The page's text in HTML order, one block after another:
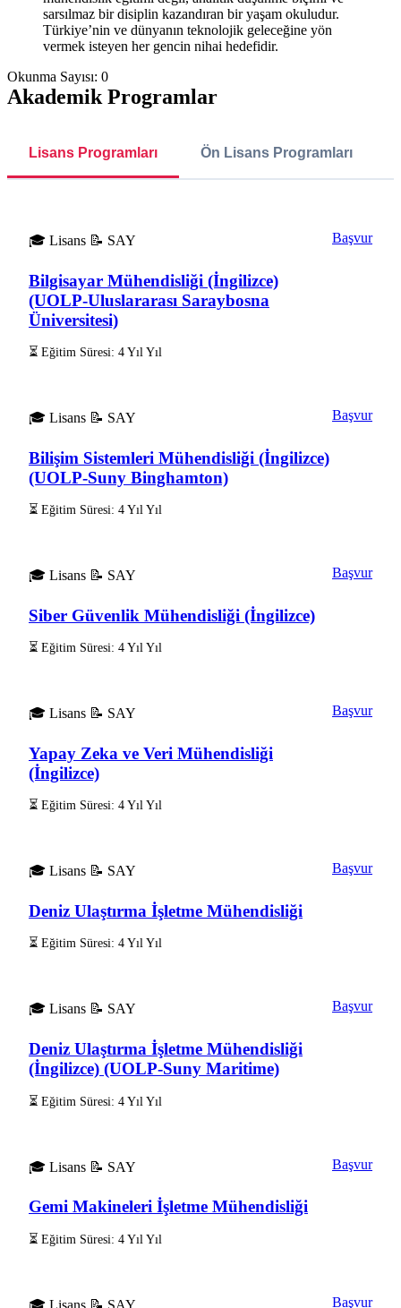
sarsılmaz bir disiplin kazandıran bir yaşam okuludur.
Türkiye’nin ve dünyanın teknolojik geleceğine yön
vermek isteyen her gencin nihai hedefidir.
Okunma Sayısı: 0
Akademik Programlar
Lisans Programları Ön Lisans Programları
🎓 Lisans 📝 SAY
Bilgisayar Mühendisliği (İngilizce)
(UOLP-Uluslararası Saraybosna
Üniversitesi)
⏳ Eğitim Süresi: 4 Yıl Yıl
Başvur
🎓 Lisans 📝 SAY
Bilişim Sistemleri Mühendisliği (İngilizce)
(UOLP-Suny Binghamton)
⏳ Eğitim Süresi: 4 Yıl Yıl
Başvur
🎓 Lisans 📝 SAY
Siber Güvenlik Mühendisliği (İngilizce)
⏳ Eğitim Süresi: 4 Yıl Yıl
Başvur
🎓 Lisans 📝 SAY
Yapay Zeka ve Veri Mühendisliği
(İngilizce)
⏳ Eğitim Süresi: 4 Yıl Yıl
Başvur
🎓 Lisans 📝 SAY
Deniz Ulaştırma İşletme Mühendisliği
⏳ Eğitim Süresi: 4 Yıl Yıl
Başvur
🎓 Lisans 📝 SAY
Deniz Ulaştırma İşletme Mühendisliği
(İngilizce) (UOLP-Suny Maritime)
⏳ Eğitim Süresi: 4 Yıl Yıl
Başvur
🎓 Lisans 📝 SAY
Gemi Makineleri İşletme Mühendisliği
⏳ Eğitim Süresi: 4 Yıl Yıl
Başvur
🎓 Lisans 📝 SAY Başvur